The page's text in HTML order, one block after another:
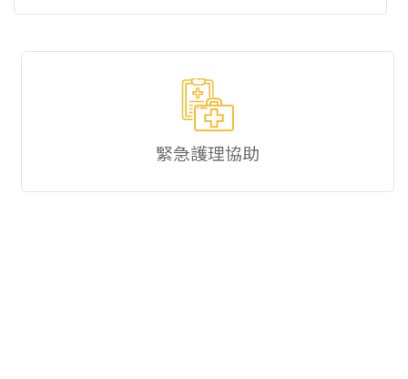
緊急護理協助